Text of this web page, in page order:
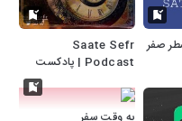
Saate Sefr
Podcast | پادکست